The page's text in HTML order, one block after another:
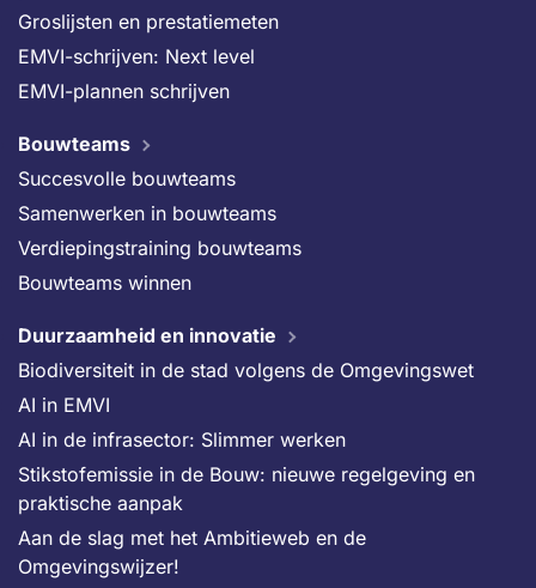
Groslijsten en prestatiemeten
EMVI-schrijven: Next level
EMVI-plannen schrijven
Bouwteams
Succesvolle bouwteams
Samenwerken in bouwteams
Verdiepingstraining bouwteams
Bouwteams winnen
Duurzaamheid en innovatie
Biodiversiteit in de stad volgens de Omgevingswet
AI in EMVI
AI in de infrasector: Slimmer werken
Stikstofemissie in de Bouw: nieuwe regelgeving en
praktische aanpak
Aan de slag met het Ambitieweb en de
Omgevingswijzer!